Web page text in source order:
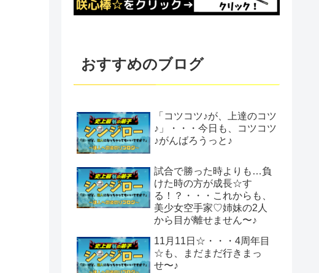
おすすめのブログ
「コツコツ♪が、上達のコツ
♪」・・・今日も、コツコツ
♪がんばろうっと♪
試合で勝った時よりも…負
けた時の方が成長☆す
る！？・・・これからも、
美少女空手家♡姉妹の2人
から目が離せません〜♪
11月11日☆・・・4周年目
☆も、まだまだ行きまっ
せ〜♪